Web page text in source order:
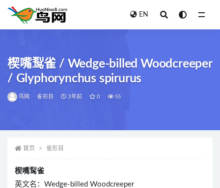
EN
楔嘴䴕雀 / Wedge-billed Woodcreeper
/ Glyphorynchus spirurus
鸟网 雀形目 3年前 0 55
首页 雀形目
楔嘴䴕雀
英文名：Wedge-billed Woodcreeper